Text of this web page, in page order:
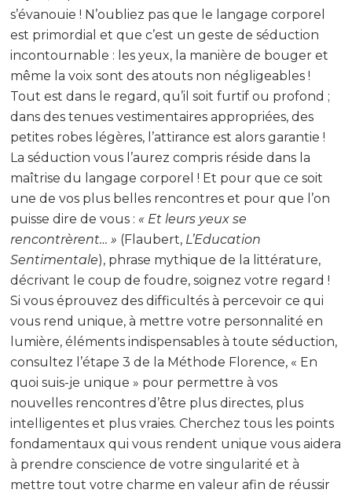
s’évanouie ! N’oubliez pas que le langage corporel
est primordial et que c’est un geste de séduction
incontournable : les yeux, la manière de bouger et
même la voix sont des atouts non négligeables !
Tout est dans le regard, qu’il soit furtif ou profond ;
dans des tenues vestimentaires appropriées, des
petites robes légères, l’attirance est alors garantie !
La séduction vous l’aurez compris réside dans la
maîtrise du langage corporel ! Et pour que ce soit
une de vos plus belles rencontres et pour que l’on
puisse dire de vous : « Et leurs yeux se
rencontrèrent… » (Flaubert, L’Education
Sentimentale), phrase mythique de la littérature,
décrivant le coup de foudre, soignez votre regard !
Si vous éprouvez des difficultés à percevoir ce qui
vous rend unique, à mettre votre personnalité en
lumière, éléments indispensables à toute séduction,
consultez l’étape 3 de la Méthode Florence, « En
quoi suis-je unique » pour permettre à vos
nouvelles rencontres d’être plus directes, plus
intelligentes et plus vraies. Cherchez tous les points
fondamentaux qui vous rendent unique vous aidera
à prendre conscience de votre singularité et à
mettre tout votre charme en valeur afin de réussir